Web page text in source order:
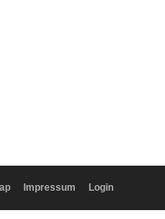
Impressum Login